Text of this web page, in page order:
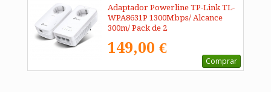
Adaptador Powerline TP-Link TL-
WPA8631P 1300Mbps/ Alcance
300m/ Pack de 2
149,00 €
Comprar